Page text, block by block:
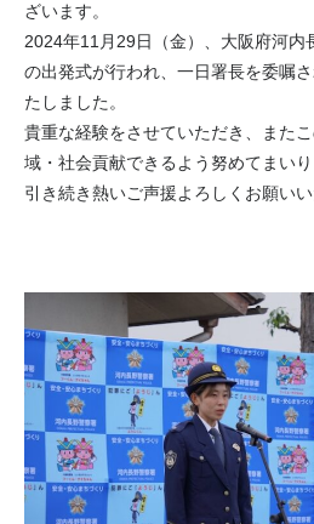
ざいます。
2024年11月29日（金）、大阪府河内
の出発式が行われ、一日署長を委嘱
たしました。
貴重な経験をさせていただき、また
域・社会貢献できるよう努めてまいり
引き続き熱いご声援よろしくお願いい